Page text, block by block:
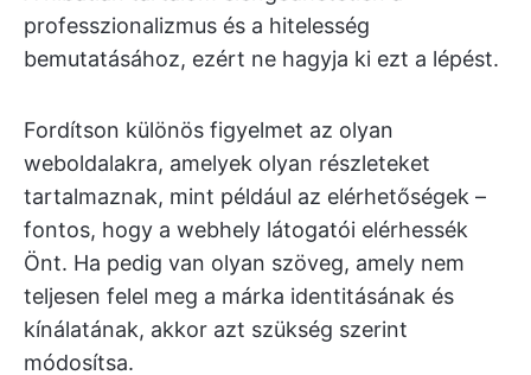
professzionalizmus és a hitelesség
bemutatásához, ezért ne hagyja ki ezt a lépést.
Fordítson különös figyelmet az olyan
weboldalakra, amelyek olyan részleteket
tartalmaznak, mint például az elérhetőségek –
fontos, hogy a webhely látogatói elérhessék
Önt. Ha pedig van olyan szöveg, amely nem
teljesen felel meg a márka identitásának és
kínálatának, akkor azt szükség szerint
módosítsa.